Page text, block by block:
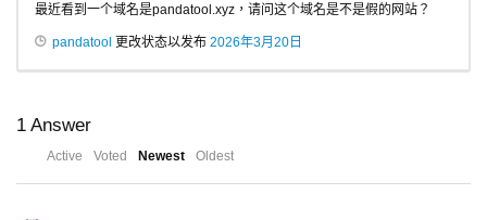
最近看到一个域名是pandatool.xyz，请问这个域名是不是假的网站？
pandatool 更改状态以发布 2026年3月20日
1 Answer
Active Voted Newest Oldest